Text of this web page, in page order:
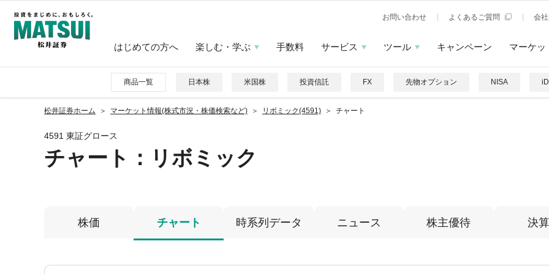
お問い合わせ よくあるご質問 会
はじめての方へ 楽しむ・学ぶ 手数料 サービス ツール キャンペーン マーケッ
商品一覧 日本株 米国株 投資信託 FX 先物オプション NISA
松井証券ホーム マーケット情報(株式市況・株価検索など) リボミック(4591) チャート
4591 東証グロース
チャート： リボミック
株価 チャート 時系列データ ニュース 株主優待 決算